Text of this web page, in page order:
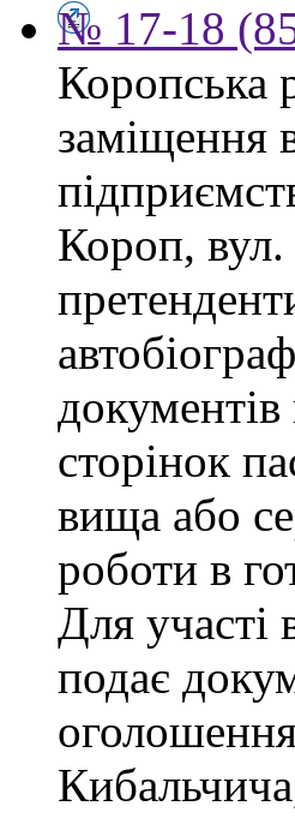
№ 17-18
Коропська
заміщення
Короп, вул.
сторінок
вища або
роботи в
Для участі
подає